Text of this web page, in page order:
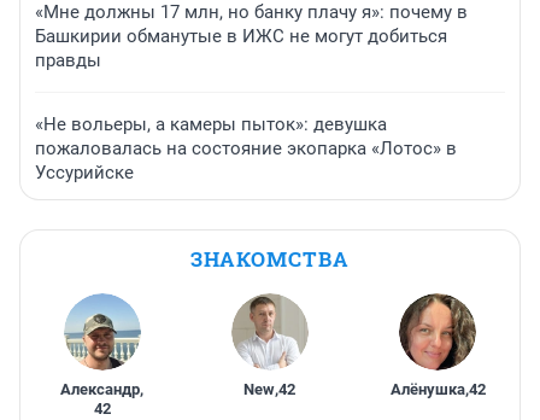
«Мне должны 17 млн, но банку плачу я»: почему в
Башкирии обманутые в ИЖС не могут добиться
правды
«Не вольеры, а камеры пыток»: девушка
пожаловалась на состояние экопарка «Лотос» в
Уссурийске
ЗНАКОМСТВА
Александр,
42
New,42 Алёнушка,42